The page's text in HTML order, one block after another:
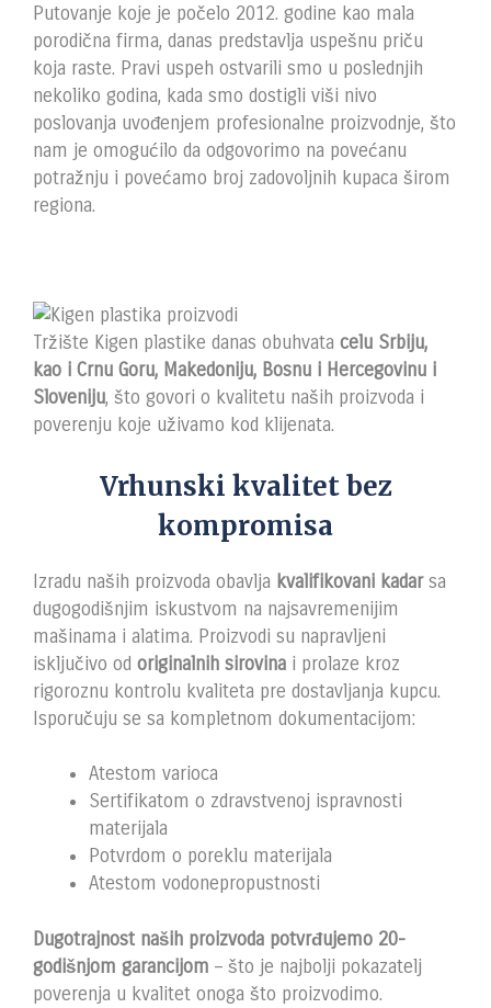
Putovanje koje je počelo 2012. godine kao mala
porodična firma, danas predstavlja uspešnu priču
koja raste. Pravi uspeh ostvarili smo u poslednjih
nekoliko godina, kada smo dostigli viši nivo
poslovanja uvođenjem profesionalne proizvodnje, što
nam je omogućilo da odgovorimo na povećanu
potražnju i povećamo broj zadovoljnih kupaca širom
regiona.
Tržište Kigen plastike danas obuhvata celu Srbiju,
kao i Crnu Goru, Makedoniju, Bosnu i Hercegovinu i
Sloveniju, što govori o kvalitetu naših proizvoda i
poverenju koje uživamo kod klijenata.
Vrhunski kvalitet bez
kompromisa
Izradu naših proizvoda obavlja kvalifikovani kadarsa
dugogodišnjim iskustvom na najsavremenijim
mašinama i alatima. Proizvodi su napravljeni
isključivo od originalnih sirovina i prolaze kroz
rigoroznu kontrolu kvaliteta pre dostavljanja kupcu.
Isporučuju se sa kompletnom dokumentacijom:
Atestom varioca
Sertifikatom o zdravstvenoj ispravnosti
materijala
Potvrdom o poreklu materijala
Atestom vodonepropustnosti
Dugotrajnost naših proizvoda potvrđujemo 20-
godišnjom garancijom – što je najbolji pokazatelj
poverenja u kvalitet onoga što proizvodimo.